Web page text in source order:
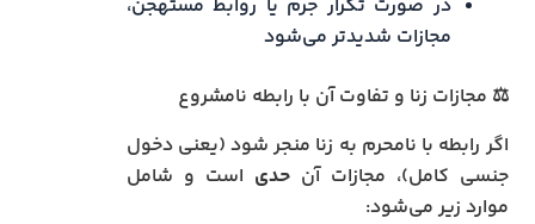
در صورت تکرار جرم یا روابط مستهجن،
مجازات شدیدتر می‌شود
⚖️ مجازات زنا و تفاوت آن با رابطه نامشروع
اگر رابطه با نامحرم به زنا منجر شود (یعنی دخول
جنسی کامل)، مجازات آنحدی است و شامل
موارد زیر می‌شود: